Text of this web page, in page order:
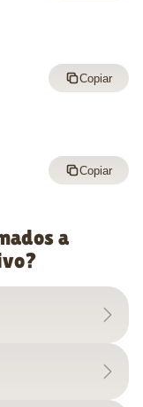
Copiar
Copiar
a